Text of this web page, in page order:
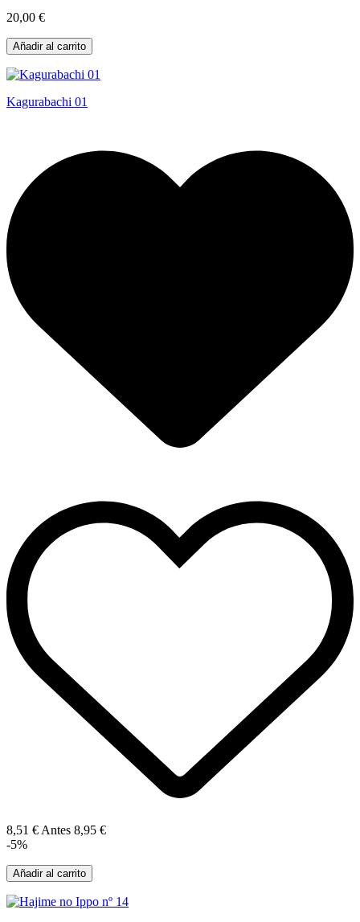
20,00 €
Añadir al carrito
Kagurabachi 01
8,51 €Antes 8,95 €
-5%
Añadir al carrito